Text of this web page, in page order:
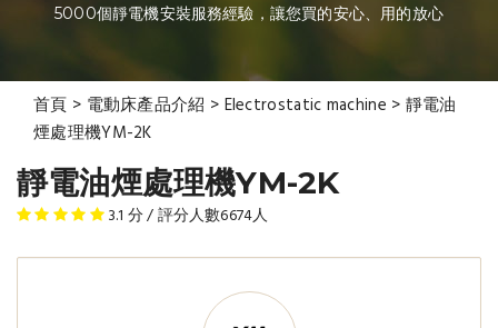
5000個靜電機安裝服務經驗，讓您買的安心、用的放心
首頁 > 電動床產品介紹 > Electrostatic machine > 靜電油
煙處理機YM-2K
靜電油煙處理機YM-2K
3.1 分 / 評分人數6674人